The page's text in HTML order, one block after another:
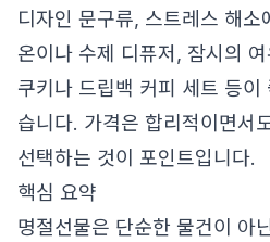
디자인 문구류, 스트레스 해
온이나 수제 디퓨저, 잠시의
쿠키나 드립백 커피 세트 등이
습니다. 가격은 합리적이면서
선택하는 것이 포인트입니다.
핵심 요약
명절선물은 단순한 물건이 아